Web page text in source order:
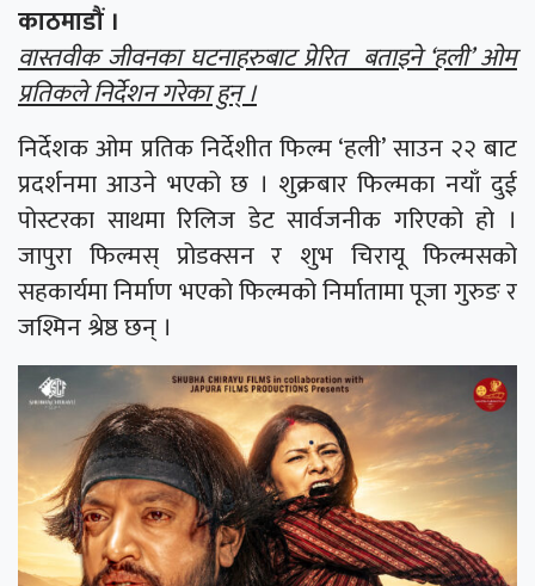
काठमाडौं ।
वास्तवीक जीवनका घटनाहरुबाट प्रेरित बताइने ‘हली’ ओम
प्रतिकले निर्देशन गरेका हुन् ।
निर्देशक ओम प्रतिक निर्देशीत फिल्म ‘हली’ साउन २२ बाट
प्रदर्शनमा आउने भएको छ । शुक्रबार फिल्मका नयाँ दुई
पोस्टरका साथमा रिलिज डेट सार्वजनीक गरिएको हो ।
जापुरा फिल्मस् प्रोडक्सन र शुभ चिरायू फिल्मसको
सहकार्यमा निर्माण भएको फिल्मको निर्मातामा पूजा गुरुङ र
जश्मिन श्रेष्ठ छन् ।